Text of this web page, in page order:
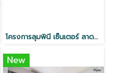
โครงการลุมพินี เซ็นเตอร์ ลาดพร้าว 111 ใกล้ MRT
New